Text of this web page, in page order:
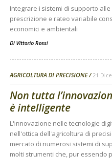
Integrare i sistemi di supporto
prescrizione e rateo variabile
economici e ambientali
Di Vittorio Rossi
AGRICOLTURA DI PRECISIONE 21
Non tutta
è intelligente
L'innovazione nelle tecnologie
nell'ottica dell'agricoltura di
mercato di numerosi sistemi di
molti strumenti che, pur essendo